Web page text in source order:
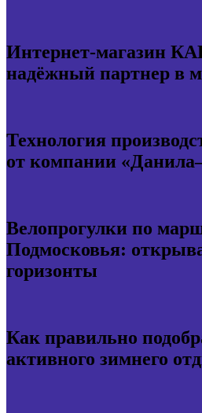
Интернет-магазин
надёжный партнер в
Технология
от компании
Велопрогулки по
Подмосковья:
горизонты
Как правильно
активного зимнего